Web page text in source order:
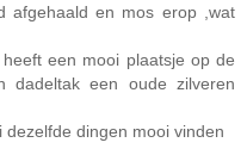
afgehaald en mos erop ,wat
een mooi plaatsje op de
dadeltak een oude zilveren
dingen mooi vinden